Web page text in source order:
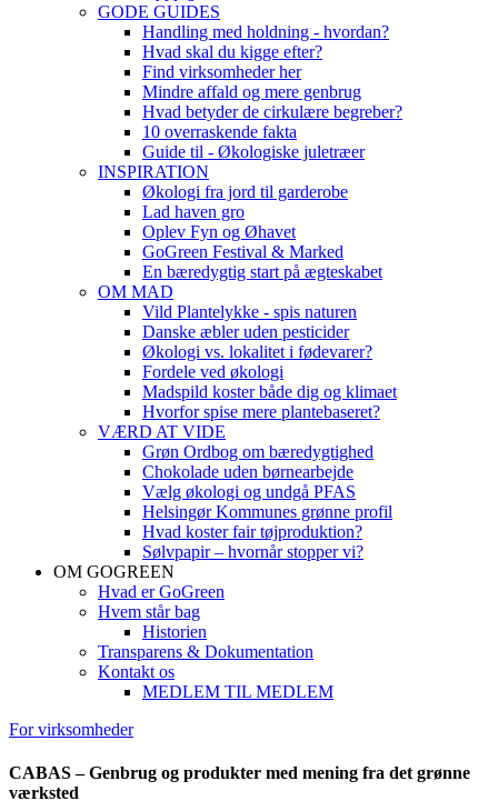
GODE GUIDES
Handling med holdning - hvordan?
Hvad skal du kigge efter?
Find virksomheder her
Mindre affald og mere genbrug
Hvad betyder de cirkulære begreber?
10 overraskende fakta
Guide til - Økologiske juletræer
INSPIRATION
Økologi fra jord til garderobe
Lad haven gro
Oplev Fyn og Øhavet
GoGreen Festival & Marked
En bæredygtig start på ægteskabet
OM MAD
Vild Plantelykke - spis naturen
Danske æbler uden pesticider
Økologi vs. lokalitet i fødevarer?
Fordele ved økologi
Madspild koster både dig og klimaet
Hvorfor spise mere plantebaseret?
VÆRD AT VIDE
Grøn Ordbog om bæredygtighed
Chokolade uden børnearbejde
Vælg økologi og undgå PFAS
Helsingør Kommunes grønne profil
Hvad koster fair tøjproduktion?
Sølvpapir – hvornår stopper vi?
OM GOGREEN
Hvad er GoGreen
Hvem står bag
Historien
Transparens & Dokumentation
Kontakt os
MEDLEM TIL MEDLEM
For virksomheder
CABAS – Genbrug og produkter med mening fra det grønne
værksted